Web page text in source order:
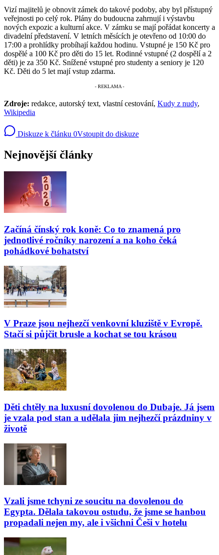
Vizí majitelů je obnovit zámek do takové podoby, aby byl přístupný
veřejnosti po celý rok. Plány do budoucna zahrnují i výstavbu
nových expozic a kulturní akce. V zámku se mají pořádat koncerty a
divadelní představení. V letních měsících je otevřeno od 10:00 do
17:00 a prohlídky probíhají každou hodinu. Vstupné je 150 Kč pro
dospělé a 100 Kč pro děti do 15 let. Rodinné vstupné (2 dospělí a 2
děti) je za 350 Kč. Snížené vstupné pro studenty a seniory je 120
Kč. Děti do 5 let mají vstup zdarma.
Zdroje: redakce, autorský text, vlastní cestování, Kudy z nudy,
Wikipedia
Diskuze k článku 0Vstoupit do diskuze
Nejnovější články
Začíná čínský rok koně: Co to znamená pro
jednotlivé ročníky narození a na koho čeká
pohádkové bohatství
V Praze jsou nejhezčí venkovní kluziště v Evropě.
Stačí si půjčit brusle a kochat se tou krásou
Děti chtěly na luxusní dovolenou do Dubaje. Já jsem
je vzala pod stan a udělala jim nejhezčí prázdniny v
životě
Vzali jsme tchyni ze soucitu na dovolenou do
Egypta. Dělala takovou ostudu, že jsme se hanbou
propadali nejen my, ale i všichni Češi v hotelu